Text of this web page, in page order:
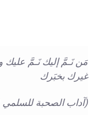
مَن نَـمَّ إليك نَـمَّ
غيرك بخبَرك
(آداب الصحبة للسلمي 121)